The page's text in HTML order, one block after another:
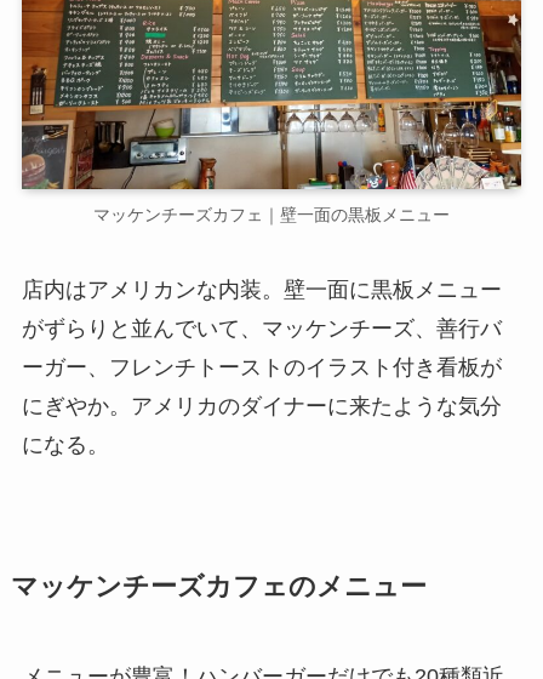
マッケンチーズカフェ｜壁一面の黒板メニュー
店内はアメリカンな内装。壁一面に黒板メニュー
がずらりと並んでいて、マッケンチーズ、善行バ
ーガー、フレンチトーストのイラスト付き看板が
にぎやか。アメリカのダイナーに来たような気分
になる。
マッケンチーズカフェのメニュー